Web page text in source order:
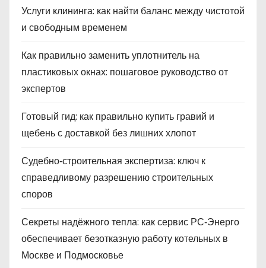
Услуги клининга: как найти баланс между чистотой
и свободным временем
Как правильно заменить уплотнитель на
пластиковых окнах: пошаговое руководство от
экспертов
Готовый гид: как правильно купить гравий и
щебень с доставкой без лишних хлопот
Судебно‑строительная экспертиза: ключ к
справедливому разрешению строительных
споров
Секреты надёжного тепла: как сервис РС‑Энерго
обеспечивает безотказную работу котельных в
Москве и Подмосковье